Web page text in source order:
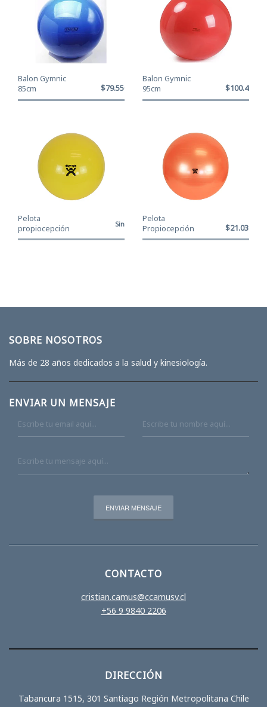
Balon Gymnic
85cm
$79.550
Balon Gymnic
95cm
$100.400
Pelota
propiocepción
CanDo® Amarillo
Sin
Pelota
Propiocepción
CanDo® Naranjo -
$21.030
SOBRE NOSOTROS
Más de 28 años dedicados a la salud y kinesiología.
ENVIAR UN MENSAJE
CONTACTO
cristian.camus@ccamusv.cl
+56 9 9840 2206
DIRECCIÓN
Tabancura 1515, 301 Santiago Región Metropolitana Chile